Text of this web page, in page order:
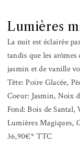
Lumières
La nuit est éclairée
tandis que les
jasmin et de vanille
Tête: Poire Glacée,
Coeur: Jasmin, Noix
Fond: Bois de Santal,
Lumières Magiques,
36,90€* TTC